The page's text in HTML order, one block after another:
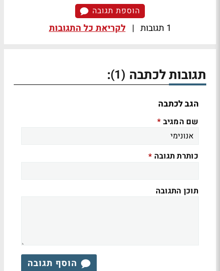
הוספת תגובה
1 תגובות | לקריאת כל התגובות
תגובות לכתבה (1)
:
הגב לכתבה
שם המגיב *
כותרת תגובה *
תוכן התגובה
הוסף תגובה